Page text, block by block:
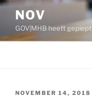
Ga
inhoud
NOV
GOV|MHB heeft gepiept
GEPLAATST
NOVEMBER 14, 2018